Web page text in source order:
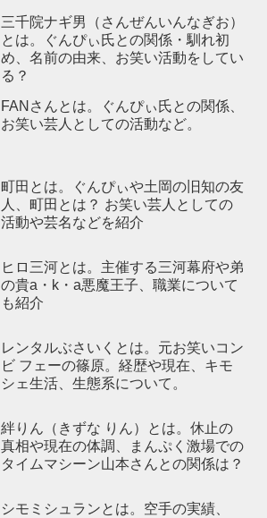
三千院ナギ男（さんぜんいんなぎお）
とは。ぐんぴぃ氏との関係・馴れ初
め、名前の由来、お笑い活動をしてい
る？
FANさんとは。ぐんぴぃ氏との関係、
お笑い芸人としての活動など。
町田とは。ぐんぴぃや土岡の旧知の友
人、町田とは？ お笑い芸人としての
活動や芸名などを紹介
ヒロ三河とは。主催する三河幕府や弟
の貴a・k・a悪魔王子、職業について
も紹介
レンタルぶさいくとは。元お笑いコン
ビ フェーの篠原。経歴や現在、キモ
シェ生活、生態系について。
絆りん（きずな りん）とは。休止の
真相や現在の体調、まんぷく激場での
タイムマシーン山本さんとの関係は？
シモミシュランとは。空手の実績、